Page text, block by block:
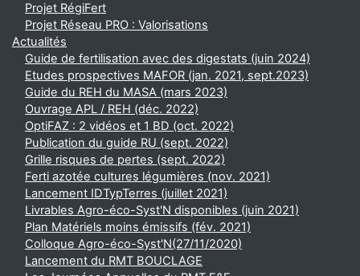
Projet RégiFert
Projet Réseau PRO : Valorisations
Actualités
Guide de fertilisation avec des digestats (juin 2024)
Etudes prospectives MAFOR (jan. 2021, sept.2023)
Guide du REH du MASA (mars 2023)
Ouvrage APL / REH (déc. 2022)
OptiFAZ : 2 vidéos et 1 BD (oct. 2022)
Publication du guide RU (sept. 2022)
Grille risques de pertes (sept. 2022)
Ferti azotée cultures légumières (nov. 2021)
Lancement IDTypTerres (juillet 2021)
Livrables Agro-éco-Syst'N disponibles (juin 2021)
Plan Matériels moins émissifs (fév. 2021)
Colloque Agro-éco-Syst'N(27/11/2020)
Lancement du RMT BOUCLAGE